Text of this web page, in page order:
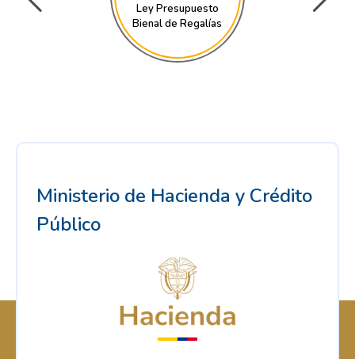
Ley Presupuesto
Bienal de Regalías
Ministerio de Hacienda y Crédito
Público